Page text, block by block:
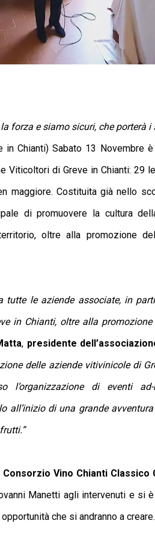
la forza e siamo sicuri, che porterà
Chianti) Sabato 13 Novembre
Viticoltori di Greve in Chianti: 29
maggiore. Costituita già nello
di promuovere la cultura
oltre alla promozione
tutte le aziende associate, in
in Chianti, oltre alla promozione
, presidente
delle aziende vitivinicole di
l’organizzazione di eventi
all’inizio di una grande avventura
Vino Chianti Classico
Manetti agli intervenuti e si
che si andranno a creare.